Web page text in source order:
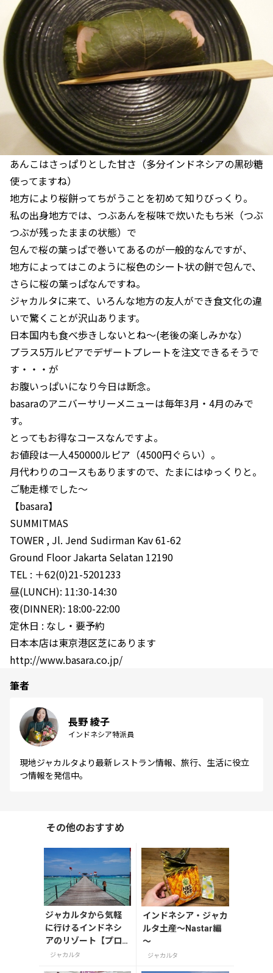
あんこはさっぱりとした甘さ（多分インドネシアの黒砂糖
使ってますね）
地方により桜餅ってちがうことを初めて知りびっくり。
私の出身地方では、つぶあんを桜味で炊いたもち米（つぶ
つぶが残ったままの状態）で
包んで桜の葉っぱで巻いてあるのが一般的なんですが、
地方によってはこのように桜色のシート状の餅で包んで、
さらに桜の葉っぱなんですね。
ジャカルタに来て、いろんな地方の友人ができ食文化の違
いで驚くことが沢山あります。
日本国内も食べ歩きしないとね～(老後の楽しみかな）
プラス5万ルピアでデザートプレートを注文できるそうで
す・・・が
お腹いっぱいになり今日は断念。
basaraのアニバーサリーメニューは毎年3月・4月のみで
す。
とってもお得なコースなんですよ。
お値段は一人450000ルピア（4500円ぐらい）。
月代わりのコースもありますので、たまにはゆっくりと。
ご馳走様でした～
【basara】
SUMMITMAS
TOWER , Jl. Jend Sudirman Kav 61-62
Ground Floor Jakarta Selatan 12190
TEL : ＋62(0)21-5201233
昼(LUNCH): 11:30-14:30
夜(DINNER): 18:00-22:00
定休日 : なし・要予約
日本本店は東京港区芝にあります
http://www.basara.co.jp/
筆者
長野 綾子
インドネシア特派員
現地ジャカルタより最新レストラン情報、旅行、生活に役立
つ情報を発信中。
その他のおすすめ
ジャカルタから気軽
に行けるインドネシ
アのリゾート【プロ
ウスリブ(千の島)】
ジャカルタ
インドネシア・ジャカ
ルタ土産～Nastar編
～
ジャカルタ